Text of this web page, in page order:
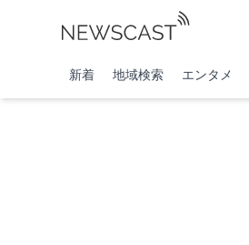
新着 地域検索 エンタメ